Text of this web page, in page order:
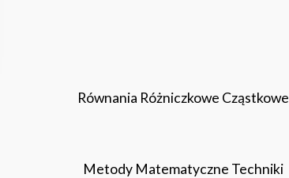
Równania Różniczkowe Cząstkowe
Metody Matematyczne Techniki